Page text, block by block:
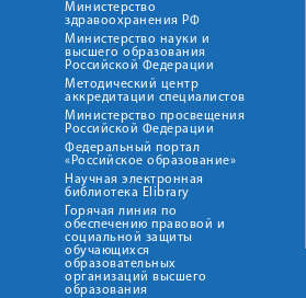
Министерство
здравоохранения РФ
Министерство науки и
высшего образования
Российской Федерации
Методический центр
аккредитации специалистов
Министерство просвещения
Российской Федерации
Федеральный портал
«Российское образование»
Научная электронная
библиотека Elibrary
Горячая линия по
обеспечению правовой и
социальной защиты
обучающихся
образовательных
организаций высшего
образования